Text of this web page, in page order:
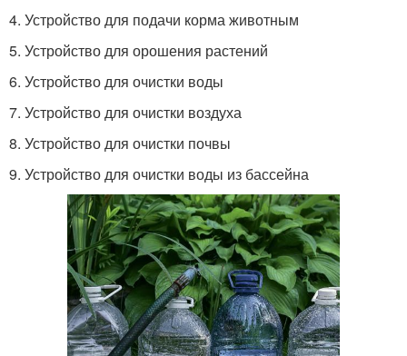
4. Устройство для подачи корма животным
5. Устройство для орошения растений
6. Устройство для очистки воды
7. Устройство для очистки воздуха
8. Устройство для очистки почвы
9. Устройство для очистки воды из бассейна